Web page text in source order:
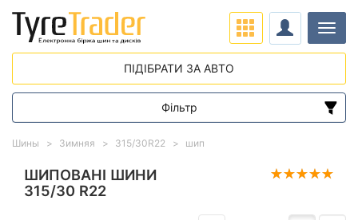
ШИПОВАНІ ШИНИ
315/30 R22
Шины Зимняя 315/30R22 шип
ПІДІБРАТИ ЗА АВТО
Фільтр
Діапазон цін
від